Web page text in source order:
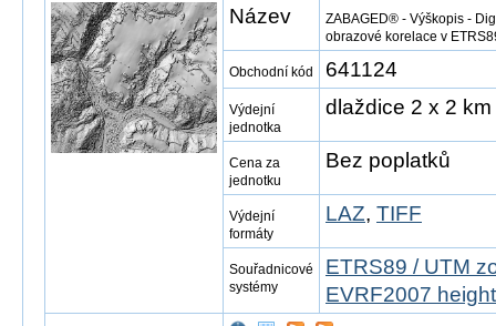
Název
ZABAGED® - Výškopis -
obrazové korelace v
Obchodní kód 641124
Výdejní
jednotka
dlaždice 2 x 2 km
Cena za
jednotku
Bez poplatků
Výdejní
formáty
LAZ, TIFF
Souřadnicové
systémy
ETRS89 / UTM
EVRF2007 height